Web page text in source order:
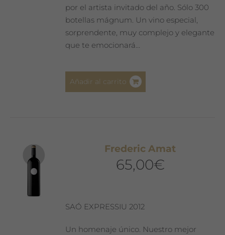
por el artista invitado del año. Sólo 300
botellas mágnum. Un vino especial,
sorprendente, muy complejo y elegante
que te emocionará…
Añadir al carrito
Frederic Amat
65,00€
SAÓ EXPRESSIU 2012
Un homenaje único. Nuestro mejor